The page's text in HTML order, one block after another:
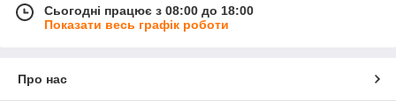
Сьогодні працює з 08:00 до 18:00
Показати весь графік роботи
Про нас